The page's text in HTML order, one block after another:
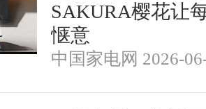
SAKURA樱花让
惬意
中国家电网 2026-